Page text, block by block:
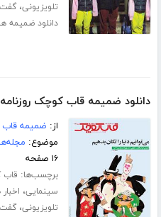
تلویزیونی،گفت
دانلود ضمیمه
دانلود ضمیمه قاب کوچک روزنامه
از: ضمیمه
موضوع:
۱۶ صفحه
برچسب‌ها:
سینمایی،
تلویزیونی،گفت